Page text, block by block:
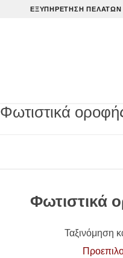
ΕΞΥΠΗΡΈΤΗΣΗ ΠΕΛΑΤΏΝ
Φωτιστικά
Φωτιστικά
Ταξινόμηση